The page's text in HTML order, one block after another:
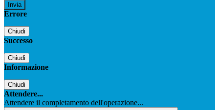
Errore
Chiudi
Successo
Chiudi
Informazione
Chiudi
Attendere...
Attendere il completamento dell'operazione...